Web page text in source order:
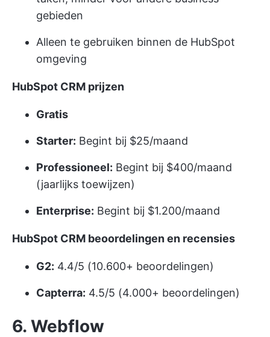
gebieden
Alleen te gebruiken binnen de HubSpot
omgeving
HubSpot CRM prijzen
Gratis
Starter: Begint bij $25/maand
Professioneel: Begint bij $400/maand
(jaarlijks toewijzen)
Enterprise: Begint bij $1.200/maand
HubSpot CRM beoordelingen en recensies
G2: 4.4/5 (10.600+ beoordelingen)
Capterra: 4.5/5 (4.000+ beoordelingen)
6. Webflow